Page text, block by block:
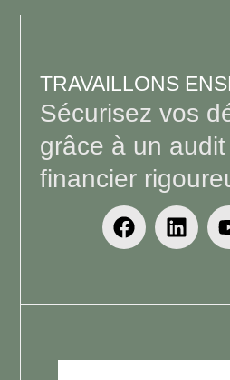
TRAVAILLONS
Sécurisez vos
grâce à un
financier